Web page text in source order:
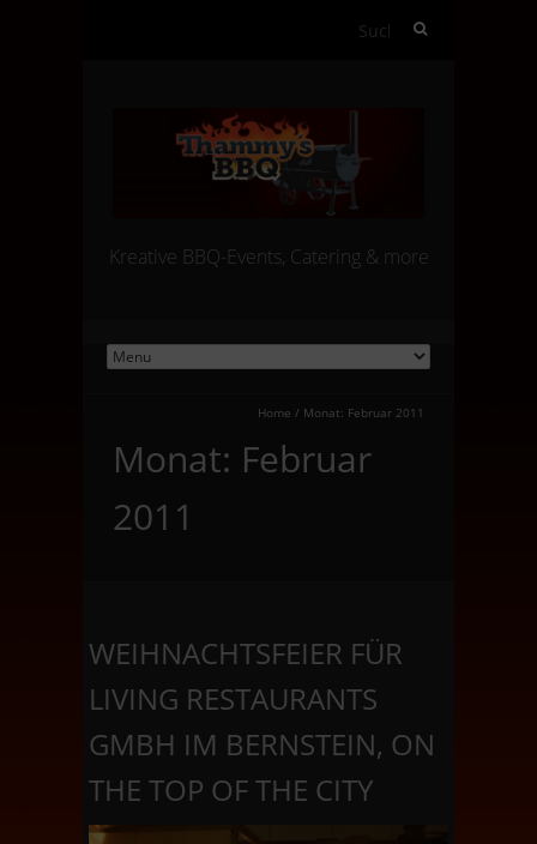
Suchen
Kreative BBQ-Events, Catering & more
Home / Monat: Februar 2011
Monat: Februar
2011
WEIHNACHTSFEIER FÜR
LIVING RESTAURANTS
GMBH IM BERNSTEIN, ON
THE TOP OF THE CITY